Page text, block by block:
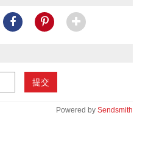
提交
Powered by Sendsmith